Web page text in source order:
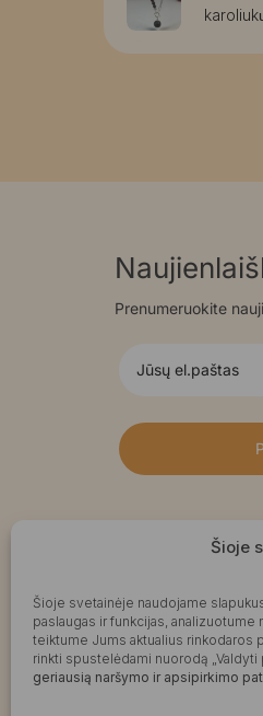
Šioje
Šioje svetainėje naudojame
paslaugas ir funkcijas,
teiktume Jums aktualius rinkodaros
rinkti spustelėdami nuorodą „Valdyti
geriausią naršymo ir apsipirkimo
Prenumeruokite